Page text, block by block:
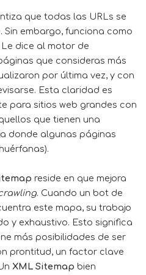
que todas las URLs se
Sin embargo, funciona como
dice al motor de
que consideras más
por última vez, y con
Esta claridad es
para sitios web grandes con
que tienen una
donde algunas páginas
reside en que mejora
. Cuando un bot de
este mapa, su trabajo
y exhaustivo. Esto significa
más posibilidades de ser
prontitud, un factor clave
XML Sitemap bien